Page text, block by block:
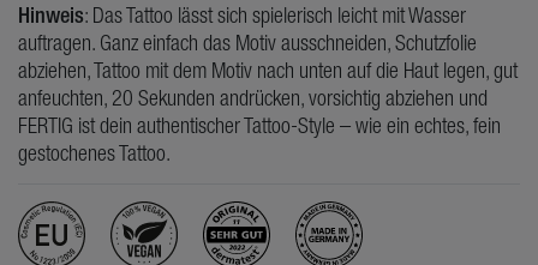
Hinweis: Das Tattoo lässt sich spielerisch leicht mit Wasser
auftragen. Ganz einfach das Motiv ausschneiden, Schutzfolie
abziehen, Tattoo mit dem Motiv nach unten auf die Haut legen, gut
anfeuchten, 20 Sekunden andrücken, vorsichtig abziehen und
FERTIG ist dein authentischer Tattoo-Style – wie ein echtes, fein
gestochenes Tattoo.